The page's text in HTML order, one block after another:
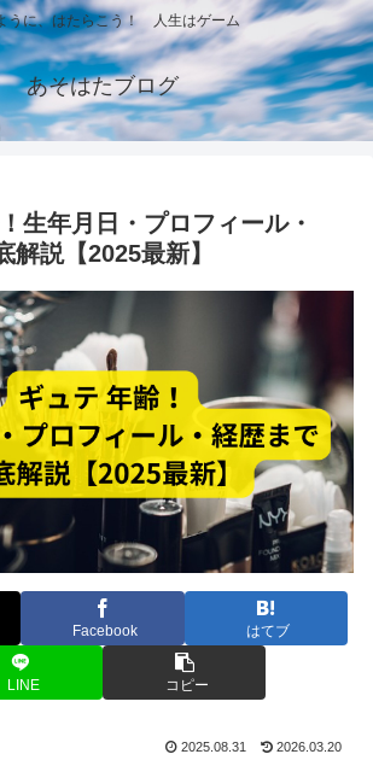
うに、はたらこう！ 人生はゲーム
あそはたブログ
生年月日・プロフィール・
解説【2025最新】
Facebook はてブ
LINE コピー
2025.08.31 2026.03.20